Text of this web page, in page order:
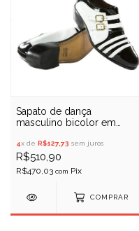
Sapato de dança
masculino bicolor em
4x de R$127,73 sem juros
R$510,90
R$470,03 com
COMPRAR